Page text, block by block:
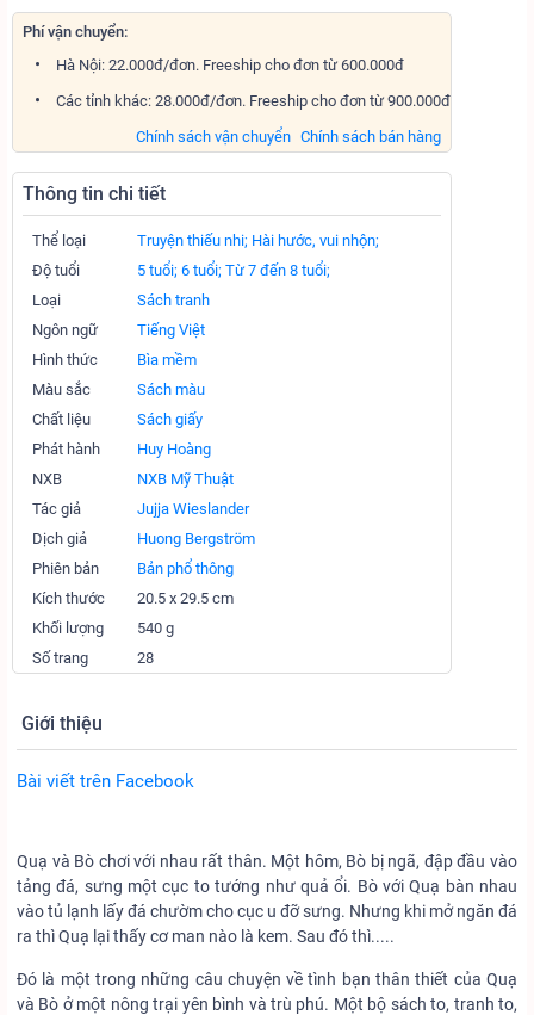
Phí vận chuyển:
Hà Nội: 22.000đ/đơn. Freeship cho đơn từ 600.000đ
Các tỉnh khác: 28.000đ/đơn. Freeship cho đơn từ 900.000đ
Chính sách bán hàng
Chính sách vận chuyển
Thông tin chi tiết
Thể loại Truyện thiếu nhi; Hài hước, vui nhộn;
Độ tuổi
5 tuổi; 6 tuổi; Từ 7 đến 8 tuổi;
Loại
Sách tranh
Ngôn ngữ
Tiếng Việt
Hình thức
Bìa mềm
Màu sắc
Sách màu
Chất liệu
Sách giấy
Phát hành
Huy Hoàng
NXB
NXB Mỹ Thuật
Tác giả
Jujja Wieslander
Dịch giả
Huong Bergström
Phiên bản
Bản phổ thông
Kích thước
20.5 x 29.5 cm
Khối lượng
540 g
Số trang
28
Giới thiệu
Bài viết trên Facebook
Quạ và Bò chơi với nhau rất thân. Một hôm, Bò bị ngã, đập đầu vào
tảng đá, sưng một cục to tướng như quả ổi. Bò với Quạ bàn nhau
vào tủ lạnh lấy đá chườm cho cục u đỡ sưng. Nhưng khi mở ngăn đá
ra thì Quạ lại thấy cơ man nào là kem. Sau đó thì.....
Đó là một trong những câu chuyện về tình bạn thân thiết của Quạ
và Bò ở một nông trại yên bình và trù phú. Một bộ sách to, tranh to,